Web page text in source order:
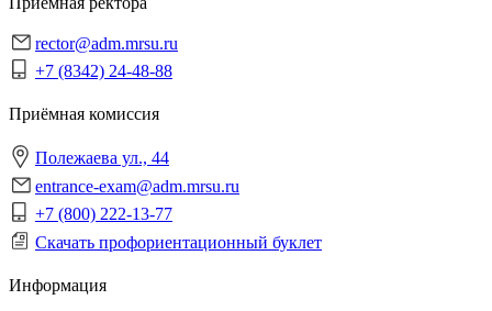
rector@adm.mrsu.ru
+7 (8342) 24-48-88
Приёмная комиссия
Полежаева ул., 44
entrance-exam@adm.mrsu.ru
+7 (800) 222-13-77
Скачать профориентационный буклет
Информация